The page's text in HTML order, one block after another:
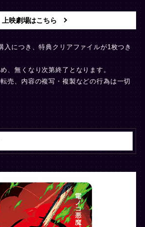
上映劇場はこちら
につき、特典クリアファイルが1枚つき
、無くなり次第終了となります。
売、内容の複写・複製などの行為は一切